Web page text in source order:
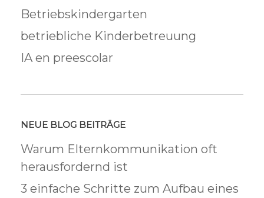
Betriebskindergarten
betriebliche Kinderbetreuung
IA en preescolar
NEUE BLOG BEITRÄGE
Warum Elternkommunikation oft
herausfordernd ist
3 einfache Schritte zum Aufbau eines